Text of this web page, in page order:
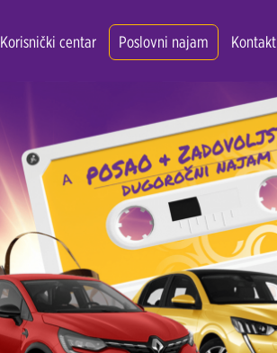
Korisnički centar Poslovni najam Kontakt